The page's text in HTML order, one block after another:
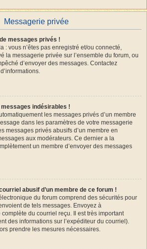
Messagerie privée
messages privés !
: vous n’êtes pas enregistré et/ou connecté,
la messagerie privée sur l’ensemble du forum, ou
d’envoyer des messages. Contactez
indésirables !
les messages privés d’un membre
dans les paramètres de votre messagerie
messages privés abusifs d’un membre en
aux modérateurs. Ce dernier a la
un membre d’envoyer des messages
abusif d’un membre de ce forum !
du forum comprend des sécurités pour
de tels messages. Envoyez à
du courriel reçu. Il est très important
des informations sur l’expéditeur du courriel).
prendre les mesures nécessaires.